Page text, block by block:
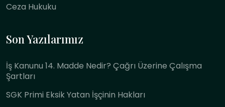
Ceza Hukuku
Son Yazılarımız
İş Kanunu 14. Madde Nedir? Çağrı Üzerine Çalışma
Şartları
SGK Primi Eksik Yatan İşçinin Hakları